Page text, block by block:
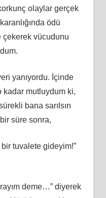
olaylar gerçek
ödü
çekerek vücudunu
yanıyordu. İçinde
kadar mutluydum ki,
bana sarılsın
süre sonra,
tuvalete gideyim!”
deme…” diyerek